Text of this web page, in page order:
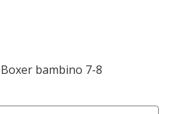
bambino 7-8